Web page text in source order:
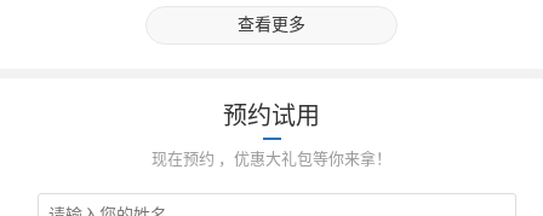
查看更多
预约试用
现在预约 ，优惠大礼包等你来拿！